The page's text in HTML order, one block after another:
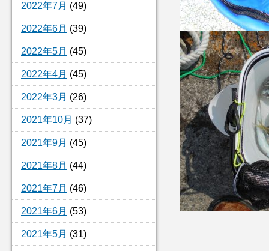
2022年7月 (49)
2022年6月 (39)
2022年5月 (45)
2022年4月 (45)
2022年3月 (26)
2021年10月 (37)
2021年9月 (45)
2021年8月 (44)
2021年7月 (46)
2021年6月 (53)
2021年5月 (31)